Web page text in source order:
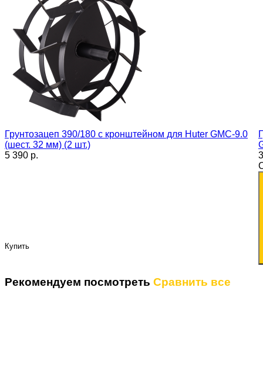
Грунтозацеп 390/180 с кронштейном для Huter GMC-9.0
(шест. 32 мм) (2 шт.)
5 390 p.
Купить
Рекомендуем посмотреть Сравнить все